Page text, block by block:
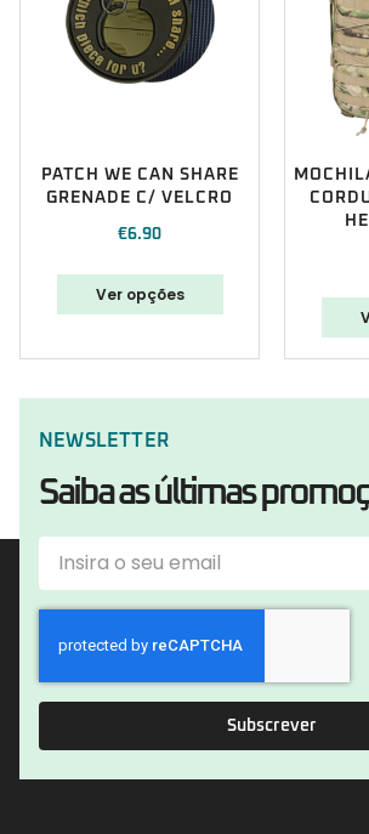
PATCH WE CAN SHARE
GRENADE C/ VELCRO
€6.90
Ver opções
NEWSLETTER
Saiba as últimas
Subscrever